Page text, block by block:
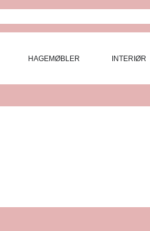
HAGEMØBLER INTERIØR